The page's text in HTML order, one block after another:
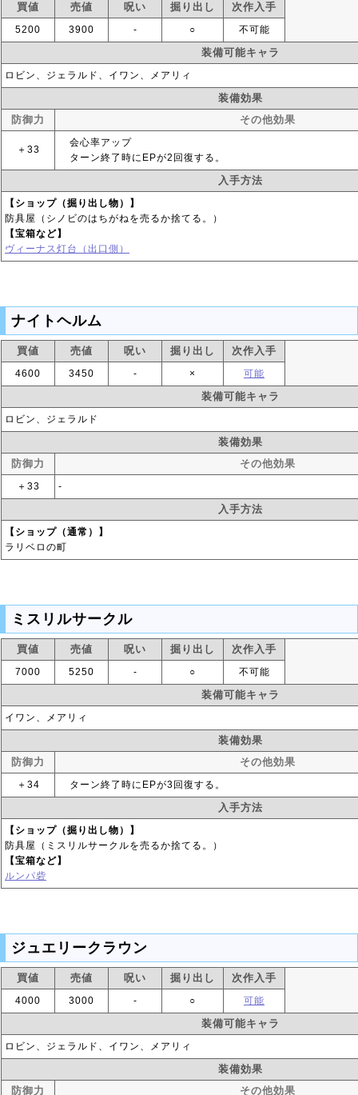
買値 売値 呪い 掘り出し 次作入手
5200 3900 ‐ ○ 不可能
装備可能キャラ
ロビン、ジェラルド、イワン、メアリィ
装備効果
防御力
その他効果
＋33
会心率アップ
ターン終了時にEPが2回復する。
入手方法
【ショップ（掘り出し物）】
防具屋（シノビのはちがねを売るか捨てる。）
【宝箱など】
ヴィーナス灯台（出口側）
ナイトヘルム
買値 売値 呪い 掘り出し 次作入手
4600 3450 ‐ × 可能
装備可能キャラ
ロビン、ジェラルド
装備効果
防御力
その他効果
＋33 ‐
入手方法
【ショップ（通常）】
ラリベロの町
ミスリルサークル
買値 売値 呪い 掘り出し 次作入手
7000 5250 ‐ ○ 不可能
装備可能キャラ
イワン、メアリィ
装備効果
防御力
その他効果
＋34 ターン終了時にEPが3回復する。
入手方法
【ショップ（掘り出し物）】
防具屋（ミスリルサークルを売るか捨てる。）
【宝箱など】
ルンパ砦
ジュエリークラウン
買値 売値 呪い 掘り出し 次作入手
4000 3000 ‐ ○ 可能
装備可能キャラ
ロビン、ジェラルド、イワン、メアリィ
装備効果
防御力
その他効果